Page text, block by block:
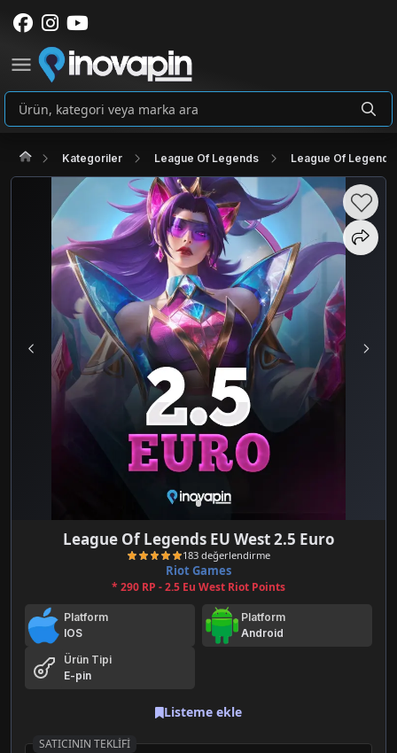
Kategoriler League Of Legends League Of Legends
League Of Legends EU West 2.5 Euro
Riot Games
* 290 RP - 2.5 Eu West Riot Points
Platform
IOS
Platform
Android
Ürün Tipi
E-pin
Listeme ekle
SATICININ TEKLIFI